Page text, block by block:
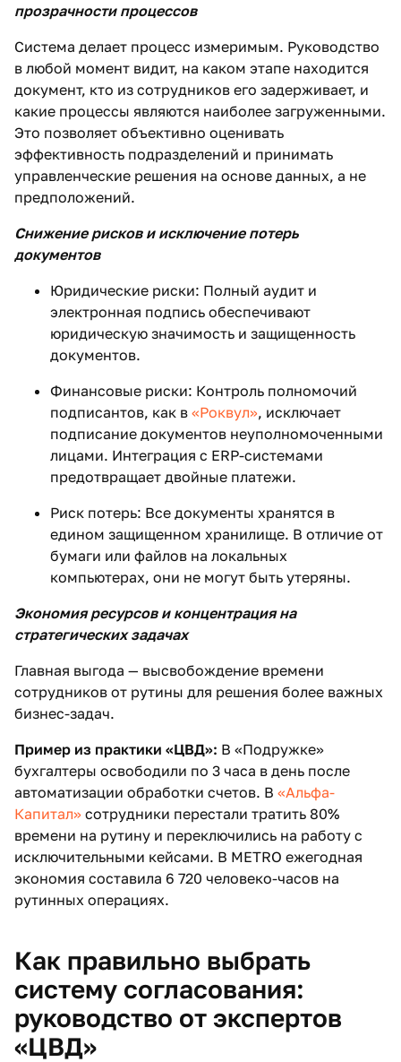
прозрачности процессов
Система делает процесс измеримым. Руководство
в любой момент видит, на каком этапе находится
документ, кто из сотрудников его задерживает, и
какие процессы являются наиболее загруженными.
Это позволяет объективно оценивать
эффективность подразделений и принимать
управленческие решения на основе данных, а не
предположений.
Снижение рисков и исключение потерь
документов
Юридические риски: Полный аудит и
электронная подпись обеспечивают
юридическую значимость и защищенность
документов.
Финансовые риски: Контроль полномочий
подписантов, как в «Роквул», исключает
подписание документов неуполномоченными
лицами. Интеграция с ERP-системами
предотвращает двойные платежи.
Риск потерь: Все документы хранятся в
едином защищенном хранилище. В отличие от
бумаги или файлов на локальных
компьютерах, они не могут быть утеряны.
Экономия ресурсов и концентрация на
стратегических задачах
Главная выгода — высвобождение времени
сотрудников от рутины для решения более важных
бизнес-задач.
Пример из практики «ЦВД»: В «Подружке»
бухгалтеры освободили по 3 часа в день после
автоматизации обработки счетов. В «Альфа-
Капитал» сотрудники перестали тратить 80%
времени на рутину и переключились на работу с
исключительными кейсами. В METRO ежегодная
экономия составила 6 720 человеко-часов на
рутинных операциях.
Как правильно выбрать
систему согласования:
руководство от экспертов
«ЦВД»